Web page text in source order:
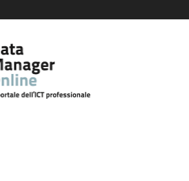
Data
Manager
Online